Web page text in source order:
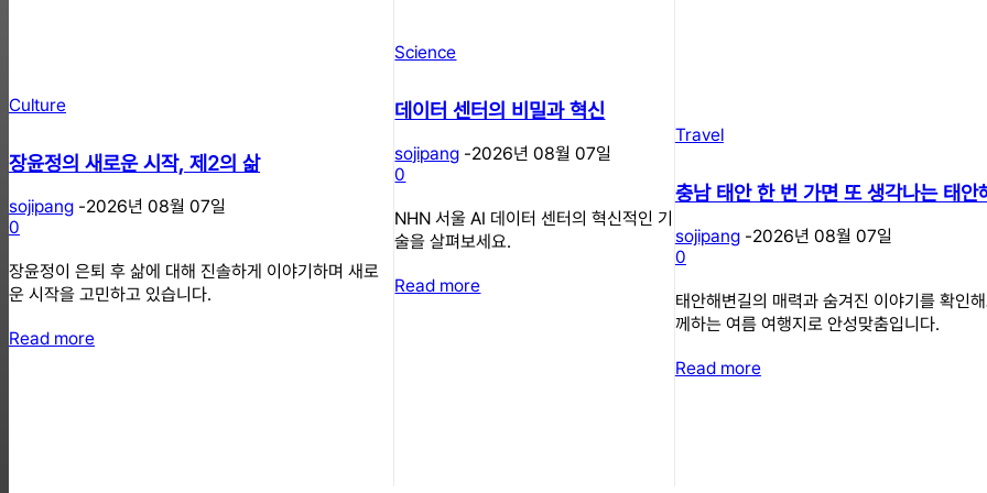
Culture
장윤정의 새로운 시작, 제2의 삶
sojipang -2026년 08월 07일
0
장윤정이 은퇴 후 삶에 대해 진솔하게 이야기하며 새로
운 시작을 고민하고 있습니다.
Read more
Science
데이터 센터의 비밀과 혁신
sojipang -2026년 08월 07일
0
NHN 서울 AI 데이터 센터의 혁신적인 기
술을 살펴보세요.
Read more
Travel
충남 태안 한 번 가면 또 생각나는 태안
sojipang -2026년 08월 07일
0
태안해변길의 매력과 숨겨진 이야기를 확인
께하는 여름 여행지로 안성맞춤입니다.
Read more